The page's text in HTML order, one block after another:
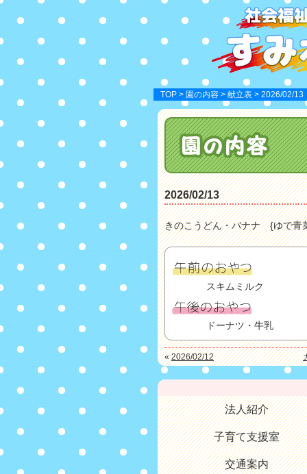
TOP > 園の内容 > 献立表 > 2026/02/13
2026/02/13
きのこうどん・バナナ {ゆで青
スキムミルク
ドーナツ・牛乳
«2026/02/12
法人紹介
子育て支援室
交通案内